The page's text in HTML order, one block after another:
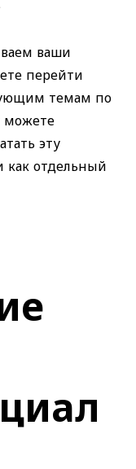
ваши
перейти
темам по
эту
как отдельный